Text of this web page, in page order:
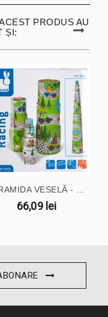
PRODUS AU
ȘI:
VESELĂ - ...
66,09 lei